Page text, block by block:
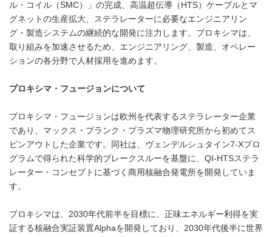
ル・コイル（SMC）」の完成、高温超伝導（HTS）ケーブルとマ
グネットの生産拡大、ステラレーターに必要なエンジニアリン
グ・製造システムの継続的な開発に注力します。プロキシマは、
取り組みを加速させるため、エンジニアリング、製造、オペレー
ションの各分野で人材採用を進めます。
プロキシマ・フュージョンについて
プロキシマ・フュージョンは欧州を代表するステラレーター企業
であり、マックス・プランク・プラズマ物理研究所から初めてス
ピンアウトした企業です。同社は、ヴェンデルシュタイン7-Xプロ
グラムで得られた科学的ブレークスルーを基盤に、QI-HTSステラ
レーター・コンセプトに基づく商用核融合発電所を開発していま
す。
プロキシマは、2030年代前半を目標に、正味エネルギー利得を実
証する核融合実証装置Alphaを開発しており、2030年代後半に世界